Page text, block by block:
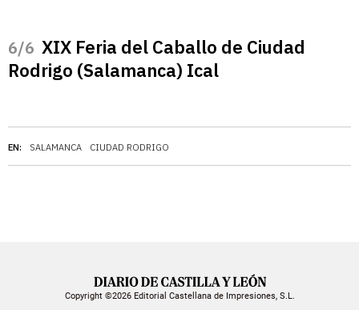
EN: SALAMANCA CIUDAD RODRIGO
/6 XIX Feria del Caballo de Ciudad
Rodrigo (Salamanca) Ical
Copyright ©2026 Editorial Castellana de Impresiones, S.L.